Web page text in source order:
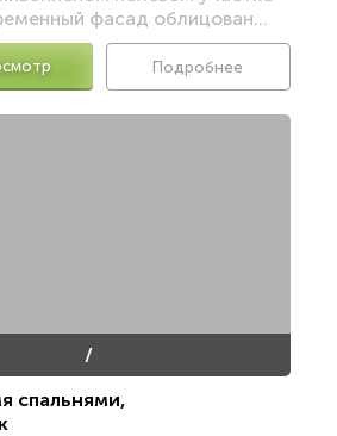
фасад облицован...
Подробнее
/
спальнями,